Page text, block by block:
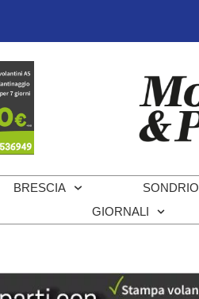
BRESCIA SONDRIO
GIORNALI